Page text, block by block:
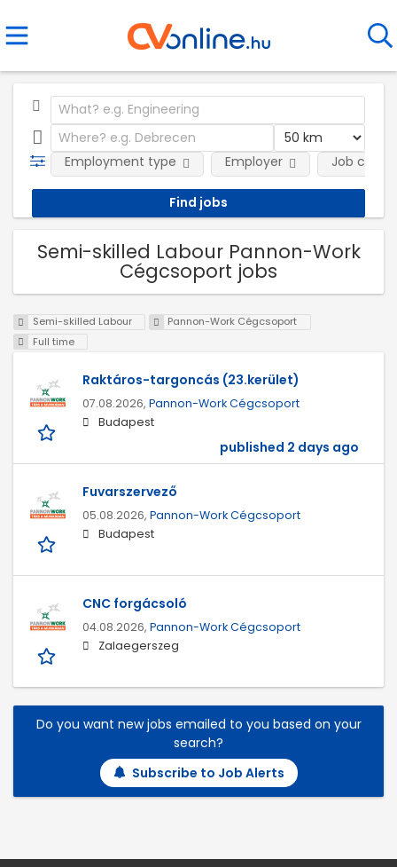
Employment type Employer Job
Semi-skilled Labour Pannon-Work
Cégcsoport jobs
Semi-skilled Labour
Pannon-Work Cégcsoport
Full time
Raktáros-targoncás (23.kerület)
07.08.2026, Pannon-Work Cégcsoport
Budapest
published 2 days ago
Fuvarszervező
05.08.2026, Pannon-Work Cégcsoport
Budapest
CNC forgácsoló
04.08.2026, Pannon-Work Cégcsoport
Zalaegerszeg
Do you want new jobs emailed to you based on your
search?
Subscribe to Job Alerts